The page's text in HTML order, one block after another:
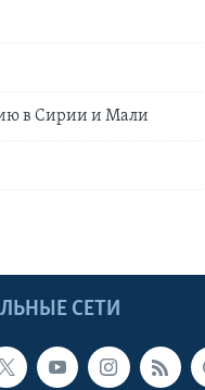
в Сирии и Мали
СЕТИ